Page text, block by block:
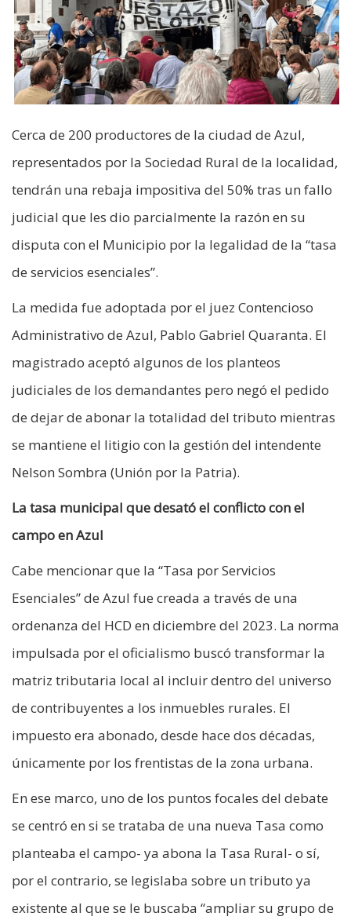
Cerca de 200 productores de la ciudad de Azul,
representados por la Sociedad Rural de la localidad,
tendrán una rebaja impositiva del 50% tras un fallo
judicial que les dio parcialmente la razón en su
disputa con el Municipio por la legalidad de la “tasa
de servicios esenciales”.
La medida fue adoptada por el juez Contencioso
Administrativo de Azul, Pablo Gabriel Quaranta. El
magistrado aceptó algunos de los planteos
judiciales de los demandantes pero negó el pedido
de dejar de abonar la totalidad del tributo mientras
se mantiene el litigio con la gestión del intendente
Nelson Sombra (Unión por la Patria).
La tasa municipal que desató el conflicto con el
campo en Azul
Cabe mencionar que la “Tasa por Servicios
Esenciales” de Azul fue creada a través de una
ordenanza del HCD en diciembre del 2023. La norma
impulsada por el oficialismo buscó transformar la
matriz tributaria local al incluir dentro del universo
de contribuyentes a los inmuebles rurales. El
impuesto era abonado, desde hace dos décadas,
únicamente por los frentistas de la zona urbana.
En ese marco, uno de los puntos focales del debate
se centró en si se trataba de una nueva Tasa como
planteaba el campo- ya abona la Tasa Rural- o sí,
por el contrario, se legislaba sobre un tributo ya
existente al que se le buscaba “ampliar su grupo de